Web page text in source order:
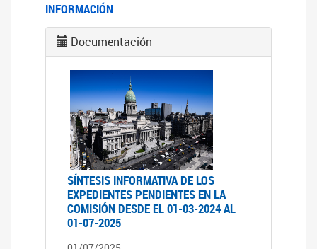
INFORMACIÓN
Documentación
SÍNTESIS INFORMATIVA DE LOS
EXPEDIENTES PENDIENTES EN LA
COMISIÓN DESDE EL 01-03-2024 AL
01-07-2025